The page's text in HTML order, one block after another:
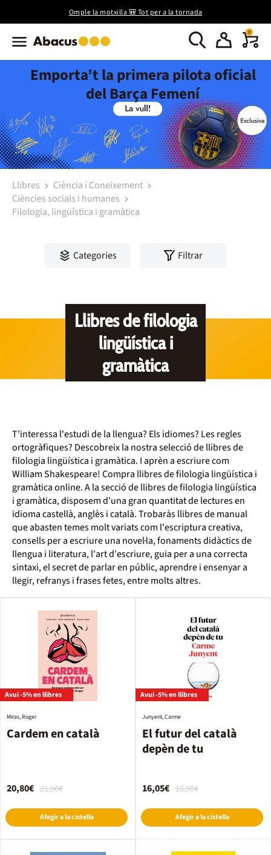
Omple la motxilla 🎒 Tot per a la tornada
0
Emporta’t la primera pilota oficial
del Barça Femení
Llibres
Ciència i Coneixement
Ciències socials i humanes
Filologia, lingüística i gramàtica
Categories Filtrar
Llibres de filologia
lingüística i
gramàtica
T'interessa l'estudi de la llengua? Els idiomes? Les regles
ortogràfiques? Descobreix la nostra selecció de llibres de
filologia lingüística i gramàtica. I aprèn a escriure com
William Shakespeare! Compra llibres de filologia lingüística i
gramàtica online. A la secció de llibres de filologia lingüística
i gramàtica, disposem d'una gran quantitat de lectures en
idioma castellà, anglès i català. Trobaràs llibres de manual
que abasten temes molt variats com l'escriptura creativa,
consells per a escriure una novel·la, fonaments didàctics de
llengua i literatura, l'art d'escriure, guia per a una correcta
sintaxi, el secret de parlar en públic, aprendre i ensenyar a
llegir, refranys i frases fetes, entre molts altres.
Avui -5% en llibres
Cardem en català
Miras, Roger
21,90€
20,80€
Afegir a la cistella
Avui -5% en llibres
El futur del català
depèn de tu
Junyent, Carme
16,90€
16,05€
Afegir a la cistella